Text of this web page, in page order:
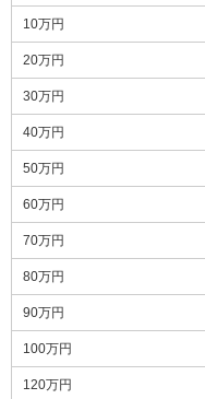
10万円
20万円
30万円
40万円
50万円
60万円
70万円
80万円
90万円
100万円
120万円